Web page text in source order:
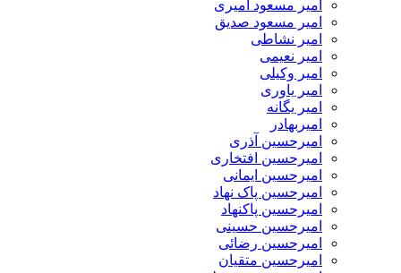
امیر مسعود امیری
امیر مسعود صدیق
امیر نشاطی
امیر نعیمی
امیر وکیلی
امیر یاوری
امیر یگانه
امیربهادر
امیرحسین آذری
امیرحسین افتخاری
امیرحسین ایمانی
امیرحسین پاک نهاد
امیرحسین پاکنهاد
امیرحسین حسینی
امیرحسین رضائی
امیرحسین متقیان